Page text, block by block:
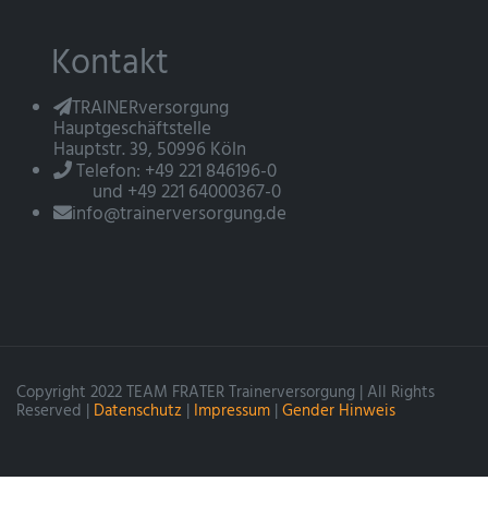
Kontakt
TRAINERversorgung
Hauptgeschäftstelle
Hauptstr. 39, 50996 Köln
Telefon: +49 221 846196-0
und +49 221 64000367-0
info@trainerversorgung.de
Copyright 2022 TEAM FRATER Trainerversorgung | All Rights
Reserved | Datenschutz | Impressum | Gender Hinweis